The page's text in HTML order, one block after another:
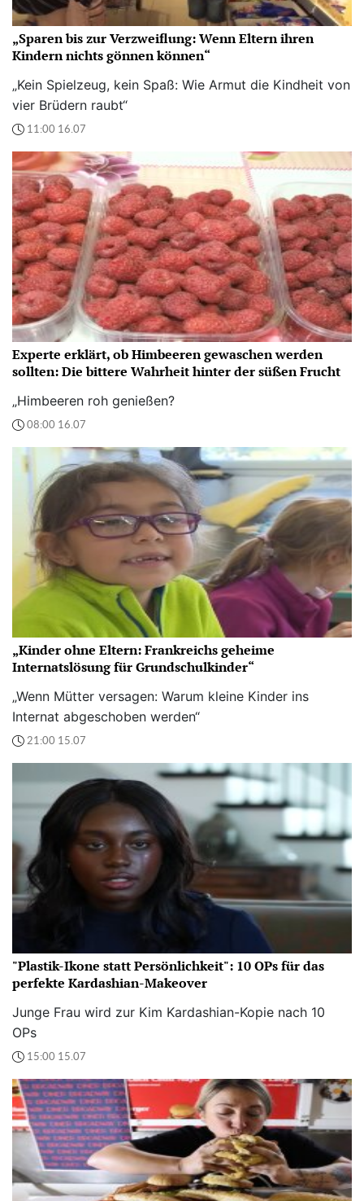
„Sparen bis zur Verzweiflung: Wenn Eltern ihren
Kindern nichts gönnen können“
„Kein Spielzeug, kein Spaß: Wie Armut die Kindheit von
vier Brüdern raubt“
11:00 16.07
Experte erklärt, ob Himbeeren gewaschen werden
sollten: Die bittere Wahrheit hinter der süßen Frucht
„Himbeeren roh genießen?
08:00 16.07
„Kinder ohne Eltern: Frankreichs geheime
Internatslösung für Grundschulkinder“
„Wenn Mütter versagen: Warum kleine Kinder ins
Internat abgeschoben werden“
21:00 15.07
"Plastik-Ikone statt Persönlichkeit": 10 OPs für das
perfekte Kardashian-Makeover
Junge Frau wird zur Kim Kardashian-Kopie nach 10
OPs
15:00 15.07